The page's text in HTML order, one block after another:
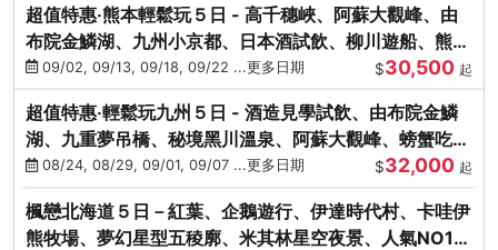
超值特惠‧熊本輕鬆玩５日 - 高千穗峽、阿蘇大觀峰、由
布院金鱗湖、九州小京都、日本酒試飲、柳川遊船、熊本
城、熊本AEON
09/02, 09/13, 09/18, 09/22 ...更多日期 $30,500 起
超值特惠‧輕鬆玩九州５日 - 酒造見學試飲、由布院金鱗
湖、九重夢吊橋、秘境黑川溫泉、阿蘇大觀峰、螃蟹吃到
飽08/24, 08/29, 09/01, 09/07 ...更多日期 $32,000 起
楓戀北海道５日－紅葉、企鵝遊行、伊達時代村、卡哇伊
熊牧場、夢幻星型五稜廓、米其林星空夜景、人氣NO1小